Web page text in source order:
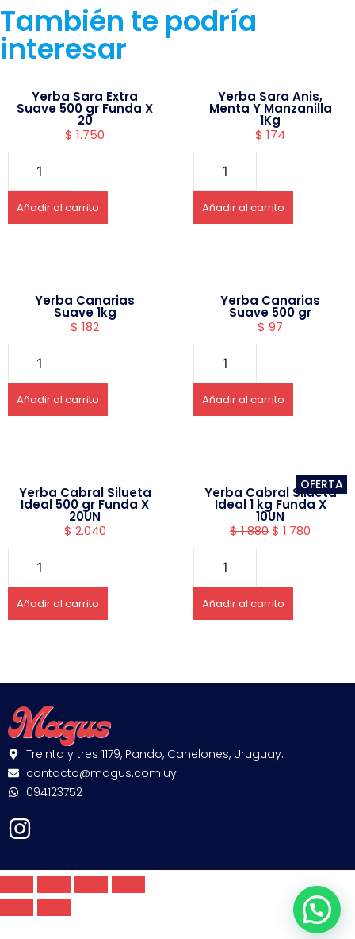
También te podría
interesar
Yerba Sara Extra
Suave 500 gr Funda X
20
$ 1.750
Añadir al carrito
Yerba Sara Anis,
Menta Y Manzanilla
1Kg
$ 174
Añadir al carrito
Yerba Canarias
Suave 1kg
$ 182
Añadir al carrito
Yerba Canarias
Suave 500 gr
$ 97
Añadir al carrito
Yerba Cabral Silueta
Ideal 500 gr Funda X
20UN
$ 2.040
Añadir al carrito
OFERTA
Yerba Cabral Silueta
Ideal 1 kg Funda X
10UN
$1.880$ 1.780
Añadir al carrito
Treinta y tres 1179, Pando, Canelones, Uruguay.
contacto@magus.com.uy
094123752